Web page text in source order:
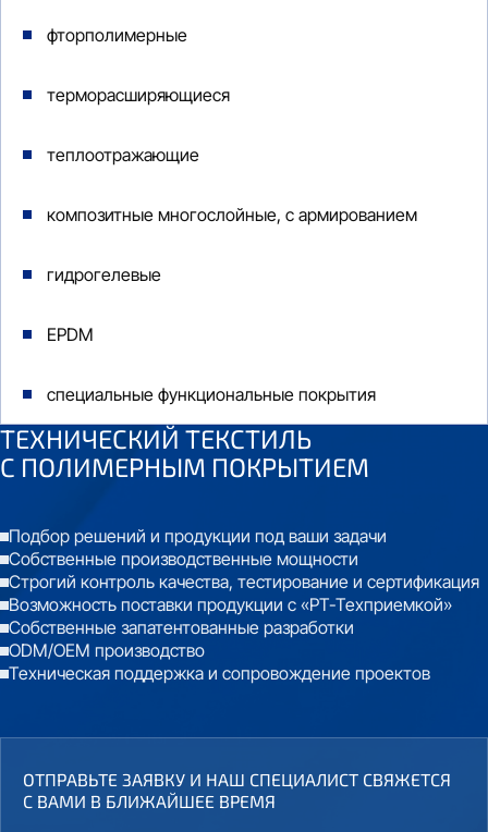
фторполимерные
терморасширяющиеся
теплоотражающие
композитные многослойные, с армированием
гидрогелевые
EPDM
специальные функциональные покрытия
ТЕХНИЧЕСКИЙ ТЕКСТИЛЬ
С ПОЛИМЕРНЫМ ПОКРЫТИЕМ
Подбор решений и продукции под ваши задачи
Собственные производственные мощности
Строгий контроль качества, тестирование и сертификация
Возможность поставки продукции с «РТ-Техприемкой»
Собственные запатентованные разработки
ODM/OEM производство
Техническая поддержка и сопровождение проектов
ОТПРАВЬТЕ ЗАЯВКУ И НАШ СПЕЦИАЛИСТ СВЯЖЕТСЯ
С ВАМИ В БЛИЖАЙШЕЕ ВРЕМЯ